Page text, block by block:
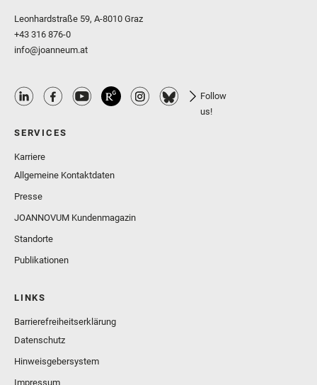
Leonhardstraße 59, A-8010 Graz
+43 316 876-0
info@joanneum.at
Follow
us!
SERVICES
Karriere
Allgemeine Kontaktdaten
Presse
JOANNOVUM Kundenmagazin
Standorte
Publikationen
LINKS
Barrierefreiheitserklärung
Datenschutz
Hinweisgebersystem
Impressum